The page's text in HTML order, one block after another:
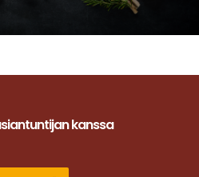
kanssa